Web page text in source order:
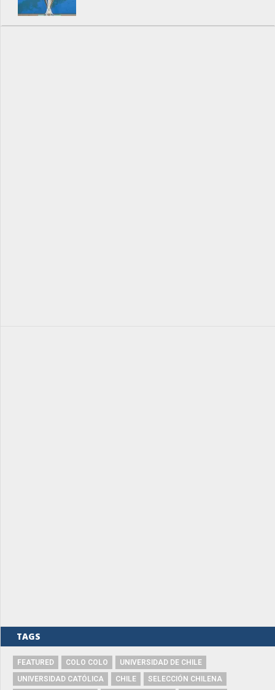
TAGS
FEATURED COLO COLO
UNIVERSIDAD DE CHILE
UNIVERSIDAD CATÓLICA
CHILE
SELECCIÓN CHILENA